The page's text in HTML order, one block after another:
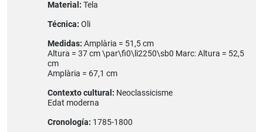
Material: Tela
Técnica: Oli
Medidas: Amplària = 51,5 cm
Altura = 37 cm \par\fi0\li2250\sb0 Marc: Altura = 52,5
cm
Amplària = 67,1 cm
Contexto cultural: Neoclassicisme
Edat moderna
Cronología: 1785-1800